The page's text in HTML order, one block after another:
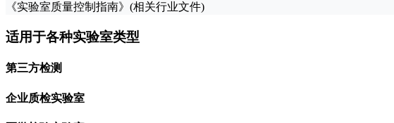
《实验室质量控制指南》(相关行业文件)
适用于各种实验室类型
第三方检测
企业质检实验室